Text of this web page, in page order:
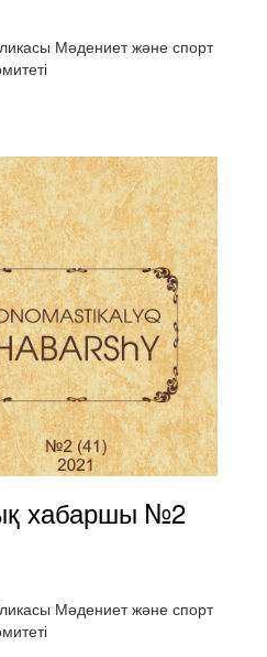
Мәдениет және спорт
хабаршы №2
Мәдениет және спорт